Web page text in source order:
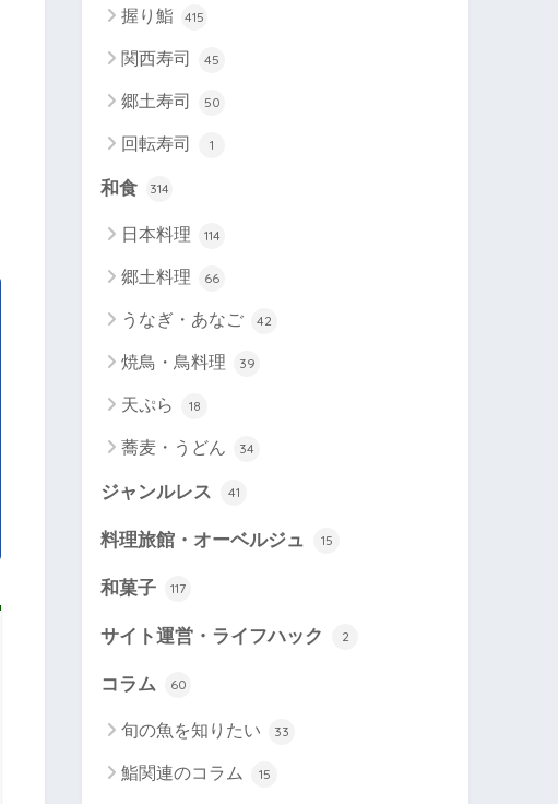
握り鮨 415
関西寿司 45
郷土寿司 50
回転寿司 1
和食 314
日本料理 114
郷土料理 66
うなぎ・あなご 42
焼鳥・鳥料理 39
天ぷら 18
蕎麦・うどん 34
ジャンルレス 41
料理旅館・オーベルジュ 15
和菓子 117
サイト運営・ライフハック 2
コラム 60
旬の魚を知りたい 33
鮨関連のコラム 15